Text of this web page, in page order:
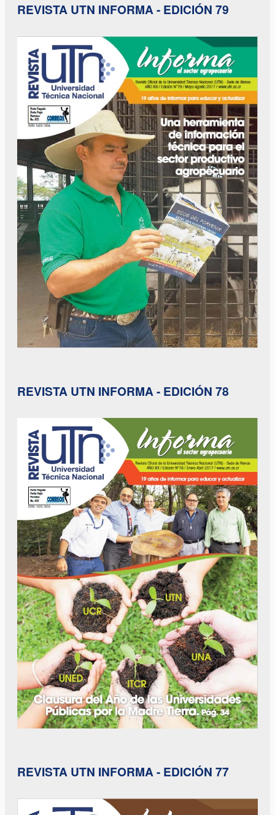
REVISTA UTN INFORMA - EDICIÓN 79
REVISTA UTN INFORMA - EDICIÓN 78
REVISTA UTN INFORMA - EDICIÓN 77